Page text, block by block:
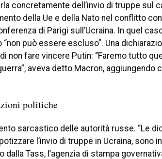
concretamente dell’invio di truppe sul
della Ue e della Nato nel conflitto
di Parigi sull’Ucraina. In quel
può essere escluso”. Una
non fare vincere Putin: “Faremo tutto
aveva detto Macron, aggiungendo
politiche
sarcastico delle autorità russe. “Le
l’invio di truppe in Ucraina, sono
dalla Tass, l’agenzia di stampa